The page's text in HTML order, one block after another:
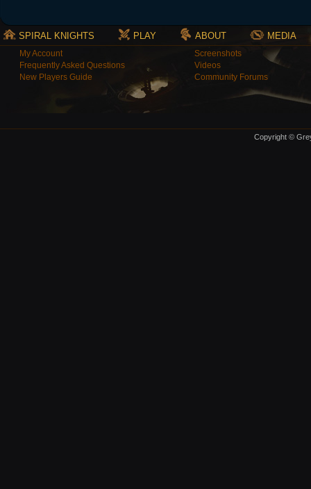
SPIRAL KNIGHTS PLAY ABOUT MEDIA
My Account
Frequently Asked Questions
New Players Guide
Screenshots
Videos
Community Forums
Copyright ©